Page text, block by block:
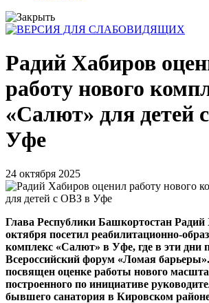
Радий Хабиров
работу нового
«Салют» для детей
Уфе
24 октября 2025
Глава Республики Башкортостан Радий
октября посетил реабилитационно-
комплекс «Салют» в Уфе, где в эти дни
Всероссийский форум «Ломая
посвящен оценке работы нового
построенного по инициативе
бывшего санатория в Кировском